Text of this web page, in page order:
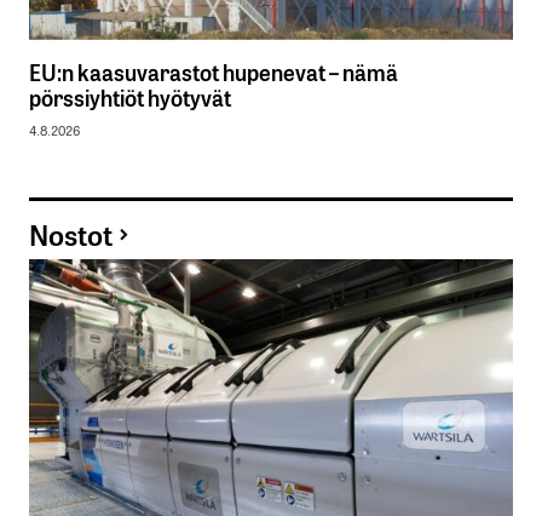
EU:n kaasuvarastot hupenevat – nämä
pörssiyhtiöt hyötyvät
4.8.2026
Nostot